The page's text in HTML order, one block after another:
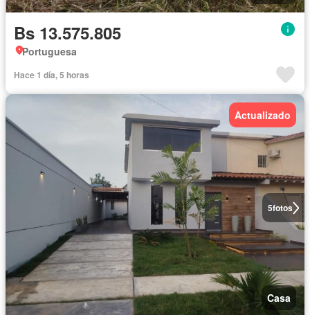
Bs 13.575.805
Portuguesa
Hace 1 día, 5 horas
5fotos
Actualizado
Casa